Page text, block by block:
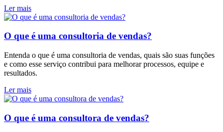
Ler mais
O que é uma consultoria de vendas?
Entenda o que é uma consultoria de vendas, quais são suas funções
e como esse serviço contribui para melhorar processos, equipe e
resultados.
Ler mais
O que é uma consultora de vendas?